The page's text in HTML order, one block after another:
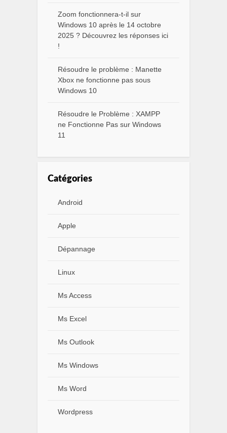
Zoom fonctionnera-t-il sur
Windows 10 après le 14 octobre
2025 ? Découvrez les réponses ici
!
Résoudre le problème : Manette
Xbox ne fonctionne pas sous
Windows 10
Résoudre le Problème : XAMPP
ne Fonctionne Pas sur Windows
11
Catégories
Android
Apple
Dépannage
Linux
Ms Access
Ms Excel
Ms Outlook
Ms Windows
Ms Word
Wordpress